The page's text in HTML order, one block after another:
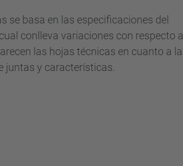
se basa en las especificaciones del
conlleva variaciones con respecto a
las hojas técnicas en cuanto a la
juntas y características.